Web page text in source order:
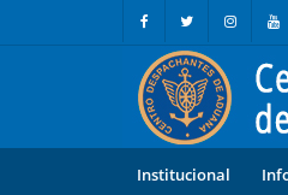
Institucional